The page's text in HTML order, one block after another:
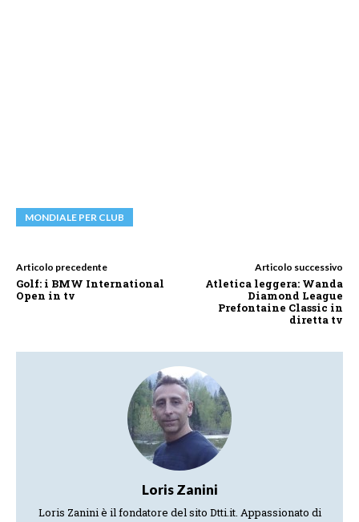
MONDIALE PER CLUB
Articolo precedente
Golf: i BMW International
Open in tv
Articolo successivo
Atletica leggera: Wanda
Diamond League
Prefontaine Classic in
diretta tv
Loris Zanini
Loris Zanini è il fondatore del sito Dtti.it. Appassionato di